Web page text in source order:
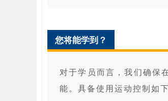
您将能学到？
对于学员而言，我们确保
能。具备使用运动控制如